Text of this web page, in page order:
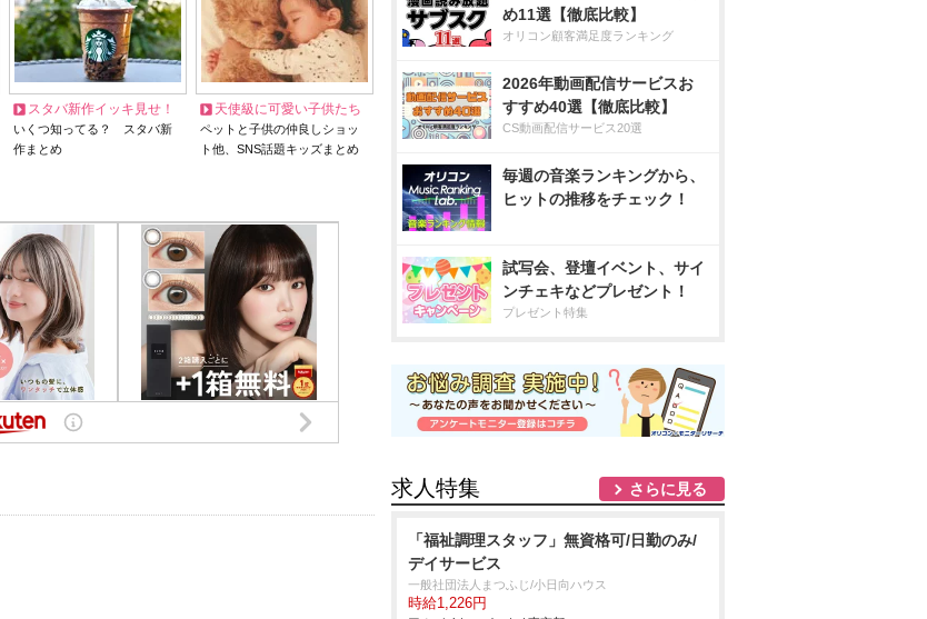
スタバ新作イッキ見せ！
いくつ知ってる？ スタバ新
作まとめ
天使級に可愛い子供たち
ペットと子供の仲良しショッ
ト他、SNS話題キッズまとめ
め11選【徹底比較】
オリコン顧客満足度ランキング
2026年動画配信サービスお
すすめ40選【徹底比較】
CS動画配信サービス20選
毎週の音楽ランキングから、
ヒットの推移をチェック！
試写会、登壇イベント、サイ
ンチェキなどプレゼント！
プレゼント特集
求人特集 さらに見る
「福祉調理スタッフ」無資格可/日勤のみ/
デイサービス
一般社団法人まつふじ/小日向ハウス
時給1,226円